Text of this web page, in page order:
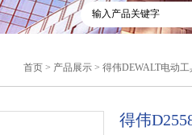
首页 > 产品展示 >得伟DEWALT电动工
得伟